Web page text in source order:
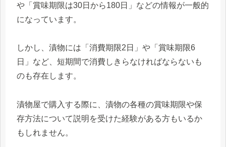
や「賞味期限は30日から180日」などの情報が一般的
になっています。
しかし、漬物には「消費期限2日」や「賞味期限6
日」など、短期間で消費しきらなければならないも
のも存在します。
漬物屋で購入する際に、漬物の各種の賞味期限や保
存方法について説明を受けた経験がある方もいるか
もしれません。